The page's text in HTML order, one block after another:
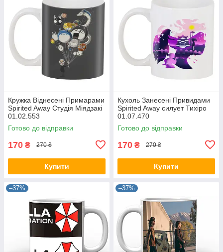
Кружка Віднесені Примарами
Spirited Away Студія Міядзакі
01.02.553
Готово до відправки
170 ₴ 270 ₴
Купити
Кухоль Занесені Привидами
Spirited Away силует Тихіро
01.07.470
Готово до відправки
170 ₴ 270 ₴
Купити
–37% –37%